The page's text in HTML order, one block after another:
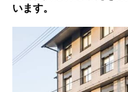
います。